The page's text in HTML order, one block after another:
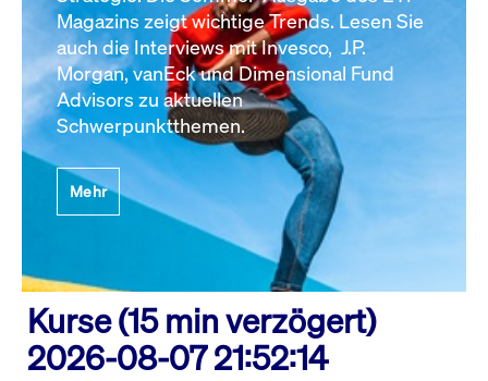
Magazins zeigt wichtige Trends. Lesen Sie
auch die Interviews mit Invesco, J.P.
Morgan, vanEck und Dimensional Fund
Advisors zu aktuellen
Schwerpunktthemen.
Mehr
Kurse (15 min verzögert)
2026-08-07 21:52:14